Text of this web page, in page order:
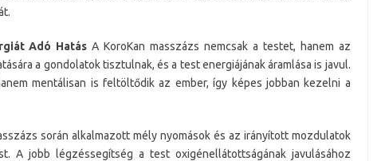
Adó Hatás A KoroKan masszázs nemcsak a testet, hanem az
a gondolatok tisztulnak, és a test energiájának áramlása is javul.
mentálisan is feltöltődik az ember, így képes jobban kezelni a
során alkalmazott mély nyomások és az irányított mozdulatok
A jobb légzéssegítség a test oxigénellátottságának javulásához